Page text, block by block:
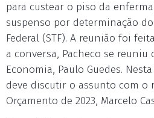
para custear o piso da
suspenso por determinação
Federal (STF). A reunião foi
a conversa, Pacheco se
Economia, Paulo Guedes.
deve discutir o assunto com o
Orçamento de 2023, Marcelo